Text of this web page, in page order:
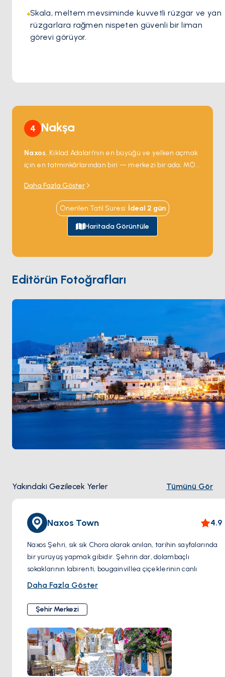
Skala, meltem mevsiminde kuvvetli rüzgar ve yan
rüzgarlara rağmen nispeten güvenli bir liman
görevi görüyor.
4 Nakşa
Naxos, Kiklad Adaları'nın en büyüğü ve yelken açmak
için en tatminkârlarından biri — merkezi bir ada; MÖ
limanın hemen açığındaki bir adacıkta tek başına
duruyor ve her gün batımını çerçeveliyor. Chora eski
şehri limanın arkasındaki tepeye dar Venedik
sokaklarıyla tırmanıyor; batı kıyısı rüzgâr sörfçüleri ile
aile charter'larını eşit çeken 12 kilometrelik kumlu plaj
zeytinyağı, Naksos peyniri ve yavaş meyhaneleri
barındırıyor. NaxosParos'tan 90 dakika ve
Santorini'den 3 saatlik yelken mesafesinde. Sezon
Daha Fazla Göster
Önerilen Tatil Süresi: İdeal 2 gün
Haritada Görüntüle
Editörün Fotoğrafları
Yakındaki Gezilecek Yerler Tümünü Gör
Naxos Town 4.9
Naxos Şehri, sık sık Chora olarak anılan, tarihin sayfalarında
bir yürüyüş yapmak gibidir. Şehrin dar, dolambaçlı
sokaklarının labirenti, bougainvillea çiçeklerinin canlı
renklerle bezenmiş beyaz badanalı evlerle bir mozaiktir.
konumlanmış ikonik antik mermer bir geçit olan muhteşem
Portara'ya rastlayacaksınız. Bu anıtsal yapı, Apollon'a
adanmış bir tapınağın kalıntılarıdır ve özellikle gün
batımında muazzam bir arka plan sunar.
Naxos Şehri'nin kalbi, adanın zengin ve çeşitli tarihine dair
Daha Fazla Göster
Şehir Merkezi